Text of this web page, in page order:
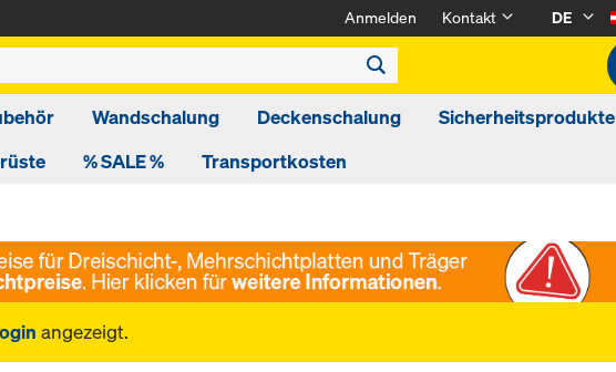
Anmelden Kontakt
DE
Wandschalung Deckenschalung
Sicherheitsprodukte
% SALE % Transportkosten
angezeigt.